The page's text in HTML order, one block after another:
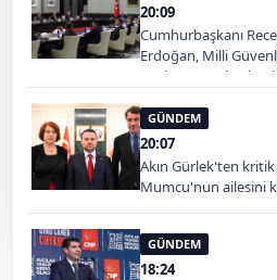
20:09
Cumhurbaşkanı
Erdoğan, Milli
Toplantısı'na
GÜNDEM
20:07
Akın Gürlek'ten
Mumcu'nun ailesini
GÜNDEM
18:24